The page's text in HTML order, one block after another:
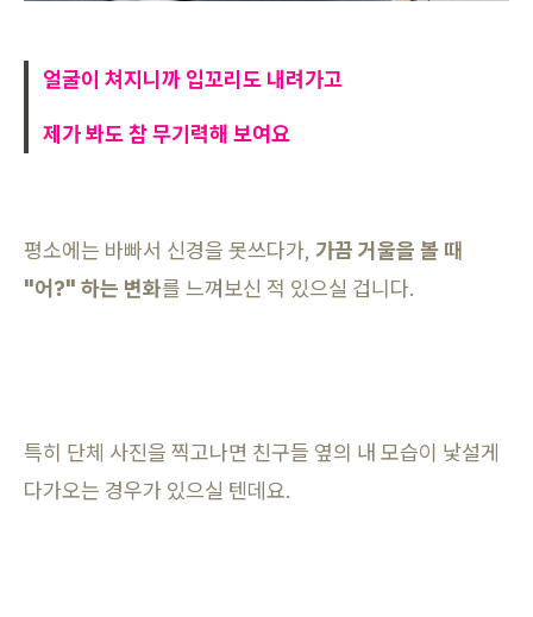
얼굴이 쳐지니까 입꼬리도 내려가고
제가 봐도 참 무기력해 보여요
평소에는 바빠서 신경을 못쓰다가, 가끔 거울을 볼 때
"어?" 하는 변화를 느껴보신 적 있으실 겁니다.
특히 단체 사진을 찍고나면 친구들 옆의 내 모습이 낯설게
다가오는 경우가 있으실 텐데요.